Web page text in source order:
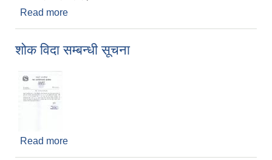
Read more
शोक विदा सम्बन्धी सूचना
Read more